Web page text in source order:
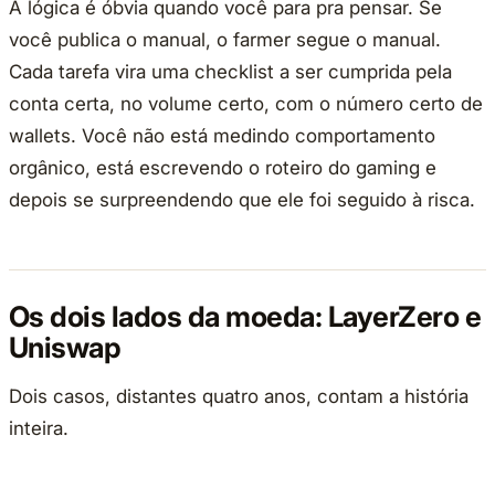
A lógica é óbvia quando você para pra pensar. Se
você publica o manual, o farmer segue o manual.
Cada tarefa vira uma checklist a ser cumprida pela
conta certa, no volume certo, com o número certo de
wallets. Você não está medindo comportamento
orgânico, está escrevendo o roteiro do gaming e
depois se surpreendendo que ele foi seguido à risca.
Os dois lados da moeda: LayerZero e
Uniswap
Dois casos, distantes quatro anos, contam a história
inteira.